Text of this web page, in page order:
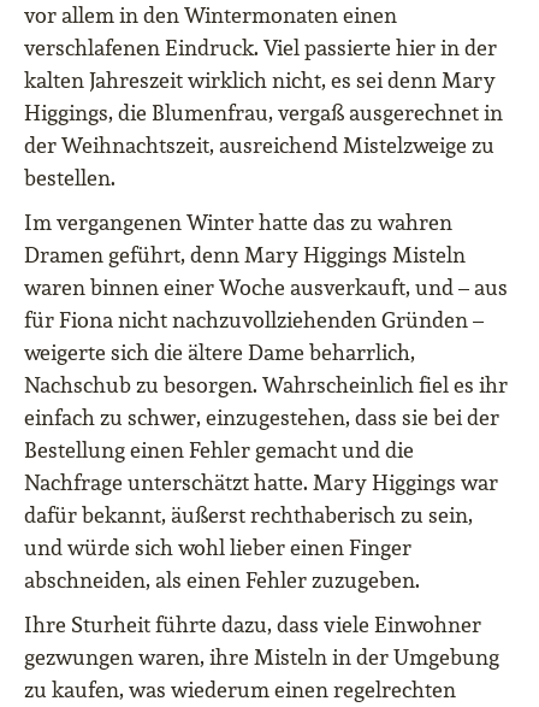
vor allem in den Wintermonaten einen
verschlafenen Eindruck. Viel passierte hier in der
kalten Jahreszeit wirklich nicht, es sei denn Mary
Higgings, die Blumenfrau, vergaß ausgerechnet in
der Weihnachtszeit, ausreichend Mistelzweige zu
bestellen.
Im vergangenen Winter hatte das zu wahren
Dramen geführt, denn Mary Higgings Misteln
waren binnen einer Woche ausverkauft, und – aus
für Fiona nicht nachzuvollziehenden Gründen –
weigerte sich die ältere Dame beharrlich,
Nachschub zu besorgen. Wahrscheinlich fiel es ihr
einfach zu schwer, einzugestehen, dass sie bei der
Bestellung einen Fehler gemacht und die
Nachfrage unterschätzt hatte. Mary Higgings war
dafür bekannt, äußerst rechthaberisch zu sein,
und würde sich wohl lieber einen Finger
abschneiden, als einen Fehler zuzugeben.
Ihre Sturheit führte dazu, dass viele Einwohner
gezwungen waren, ihre Misteln in der Umgebung
zu kaufen, was wiederum einen regelrechten